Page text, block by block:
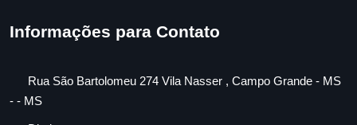
Informações para Contato
Rua São Bartolomeu 274 Vila Nasser , Campo Grande - MS
- - MS